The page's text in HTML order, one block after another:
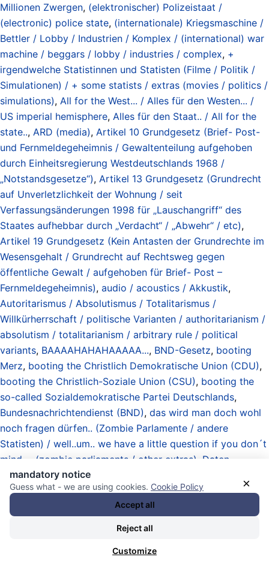
Millionen Zwergen, (elektronischer) Polizeistaat /
(electronic) police state, (internationale) Kriegsmaschine /
Bettler / Lobby / Industrien / Komplex / (international) war
machine / beggars / lobby / industries / complex, +
irgendwelche Statistinnen und Statisten (Filme / Politik /
Simulationen) / + some statists / extras (movies / politics /
simulations), All for the West... / Alles für den Westen... /
US imperial hemisphere, Alles für den Staat.. / All for the
state.., ARD (media), Artikel 10 Grundgesetz (Brief- Post-
und Fernmeldegeheimnis / Gewaltenteilung aufgehoben
durch Einheitsregierung Westdeutschlands 1968 /
„Notstandsgesetze“), Artikel 13 Grundgesetz (Grundrecht
auf Unverletzlichkeit der Wohnung / seit
Verfassungsänderungen 1998 für „Lauschangriff“ des
Staates aufhebbar durch „Verdacht“ / „Abwehr“ / etc),
Artikel 19 Grundgesetz (Kein Antasten der Grundrechte im
Wesensgehalt / Grundrecht auf Rechtsweg gegen
öffentliche Gewalt / aufgehoben für Brief- Post –
Fernmeldegeheimnis), audio / acoustics / Akkustik,
Autoritarismus / Absolutismus / Totalitarismus /
Willkürherrschaft / politische Varianten / authoritarianism /
absolutism / totalitarianism / arbitrary rule / political
variants, BAAAAHAHAHAAAAA..., BND-Gesetz, booting
Merz, booting the Christlich Demokratische Union (CDU),
booting the Christlich-Soziale Union (CSU), booting the
so-called Sozialdemokratische Partei Deutschlands,
Bundesnachrichtendienst (BND), das wird man doch wohl
noch fragen dürfen.. (Zombie Parlamente / andere
Statisten) / well..um.. we have a little question if you don´t
mind ... (zombie parliaments / other extras) Daten –
Beschaffung / Speicherung / Banken / Zentren / Analyse /
Handel / Netzwerke / data – procurement / storage /
banks / centers / analysis / trade / networks
Proxy-Wahlen / virtuelle Wahlkämpfe / Parteitage / etc.
Deutsche und Europäische Union raus! (aus Eurer
×
mandatory notice
Guess what - we are using cookies. Cookie Policy
Accept all
Reject all
Customize